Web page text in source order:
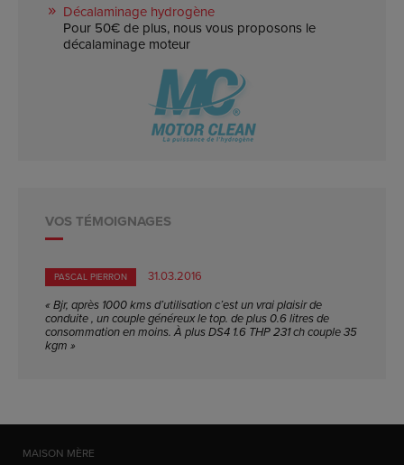
Décalaminage hydrogène
Pour 50€ de plus, nous vous proposons le
décalaminage moteur
VOS TÉMOIGNAGES
PASCAL PIERRON
31.03.2016
« Bjr, après 1000 kms d’utilisation c’est un vrai plaisir de
conduite , un couple généreux le top. de plus 0.6 litres de
consommation en moins. À plus DS4 1.6 THP 231 ch couple 35
kgm »
MAISON MÈRE